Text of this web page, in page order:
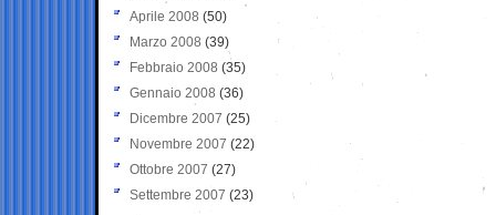
Aprile 2008 (50)
Marzo 2008 (39)
Febbraio 2008 (35)
Gennaio 2008 (36)
Dicembre 2007 (25)
Novembre 2007 (22)
Ottobre 2007 (27)
Settembre 2007 (23)